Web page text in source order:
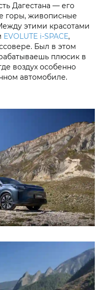
Дагестана — его
горы, живописные
этими красотами
EVOLUTE i‑SPACE,
Был в этом
плюсик в
воздух особенно
автомобиле.